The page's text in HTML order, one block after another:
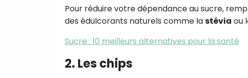
Pour réduire votre dépendance au sucre,
des édulcorants naturels comme lastévia ou
Sucre : 10 meilleurs alternatives pour la santé
2. Les chips